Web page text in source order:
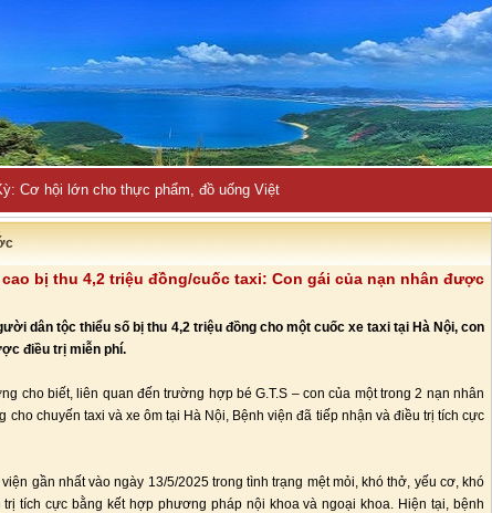
Cơ hội lớn cho thực phẩm, đồ uống Việt
bị thu 4,2 triệu đồng/cuốc taxi: Con gái của nạn nhân được
dân tộc thiểu số bị thu 4,2 triệu đồng cho một cuốc xe taxi tại Hà Nội, con
điều trị miễn phí.
cho biết, liên quan đến trường hợp bé G.T.S – con của một trong 2 nạn nhân
cho chuyến taxi và xe ôm tại Hà Nội, Bệnh viện đã tiếp nhận và điều trị tích cực
gần nhất vào ngày 13/5/2025 trong tình trạng mệt mỏi, khó thở, yếu cơ, khó
tích cực bằng kết hợp phương pháp nội khoa và ngoại khoa. Hiện tại, bệnh